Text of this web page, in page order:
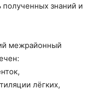
полученных знаний и
межрайонный
лёгких,